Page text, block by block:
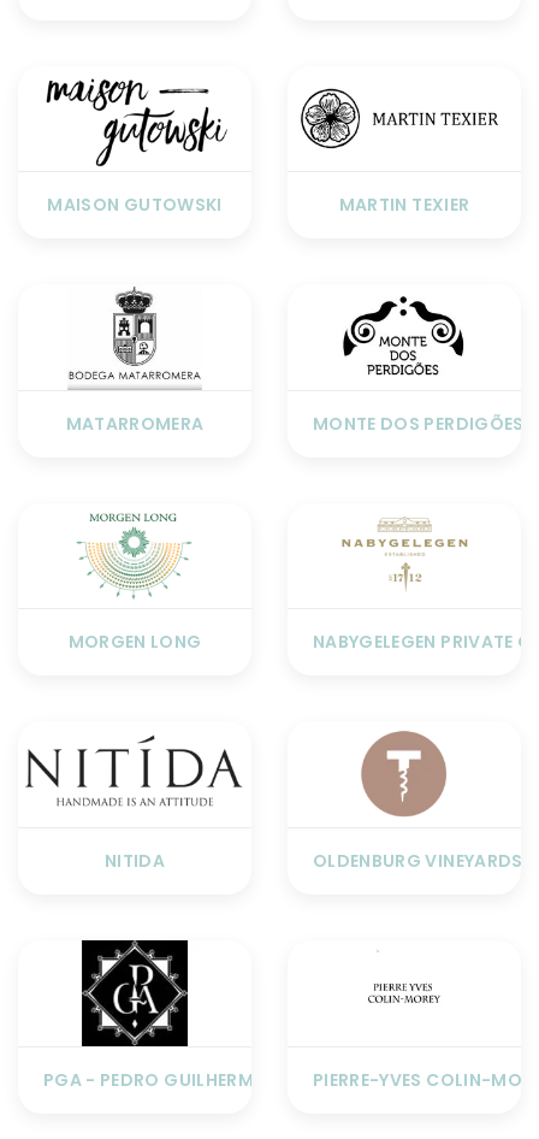
MAISON GUTOWSKI MARTIN TEXIER
MATARROMERA MONTE DOS PERDIGÕES
MORGEN LONG NABYGELEGEN PRIVATE
NITIDA OLDENBURG VINEYARDS
PGA - PEDRO GUILHERME ANDRADEPIERRE-YVES COLIN-